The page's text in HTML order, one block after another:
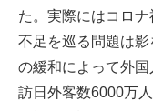
た。実際にはコロ
不足を巡る問題は
の緩和によって外
訪日外客数6000万